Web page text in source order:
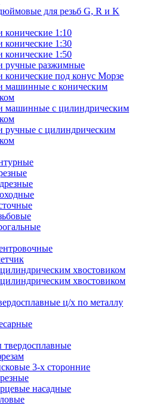
для резьб G, R и K
конические 1:10
конические 1:30
конические 1:50
ручные разжимные
конические под конус Морзе
машинные с коническим
машинные с цилиндрическим
ручные с цилиндрическим
хвостовиком
хвостовиком
ц/х по металлу
твердосплавные
3-х сторонние
насадные